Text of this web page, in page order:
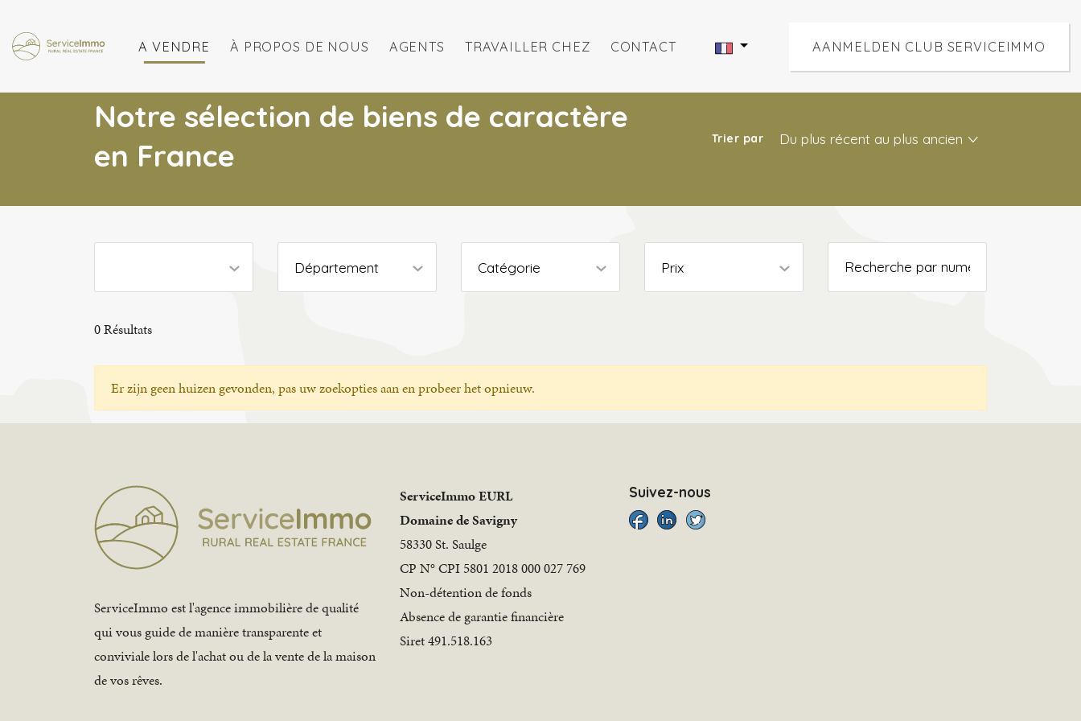
A VENDRE À PROPOS DE NOUS AGENTS TRAVAILLER CHEZ CONTACT AANMELDEN CLUB SERVICEIMMO
Notre sélection de biens de caractère
en France
Trier par Du plus récent au plus ancien
Département Catégorie Prix
0Résultats
Er zijn geen huizen gevonden, pas uw zoekopties aan en probeer het opnieuw.
ServiceImmo est l'agence immobilière de qualité
qui vous guide de manière transparente et
conviviale lors de l'achat ou de la vente de la maison
de vos rêves.
ServiceImmo EURL
Domaine de Savigny
58330 St. Saulge
CP N° CPI 5801 2018 000 027 769
Non-détention de fonds
Absence de garantie financière
Siret 491.518.163
Suivez-nous